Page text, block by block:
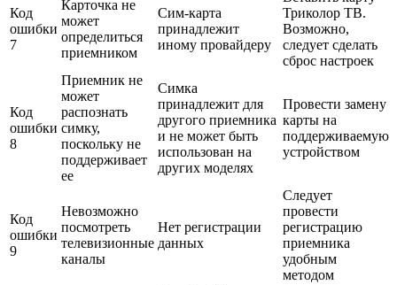
Код
ошибки
7
Карточка не
может
определиться
приемником
Сим-карта
принадлежит
иному провайдеру
Триколор ТВ.
Возможно,
следует сделать
сброс настроек
Код
ошибки
8
Приемник не
может
распознать
симку,
поскольку не
поддерживает
ее
Симка
принадлежит для
другого приемника
и не может быть
использован на
других моделях
Провести замену
карты на
поддерживаемую
устройством
Код
ошибки
9
Невозможно
посмотреть
телевизионные
каналы
Нет регистрации
данных
Следует
провести
регистрацию
приемника
удобным
методом